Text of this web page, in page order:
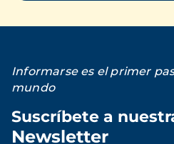
Informarse es el primer
mundo
Suscríbete a
Newsletter